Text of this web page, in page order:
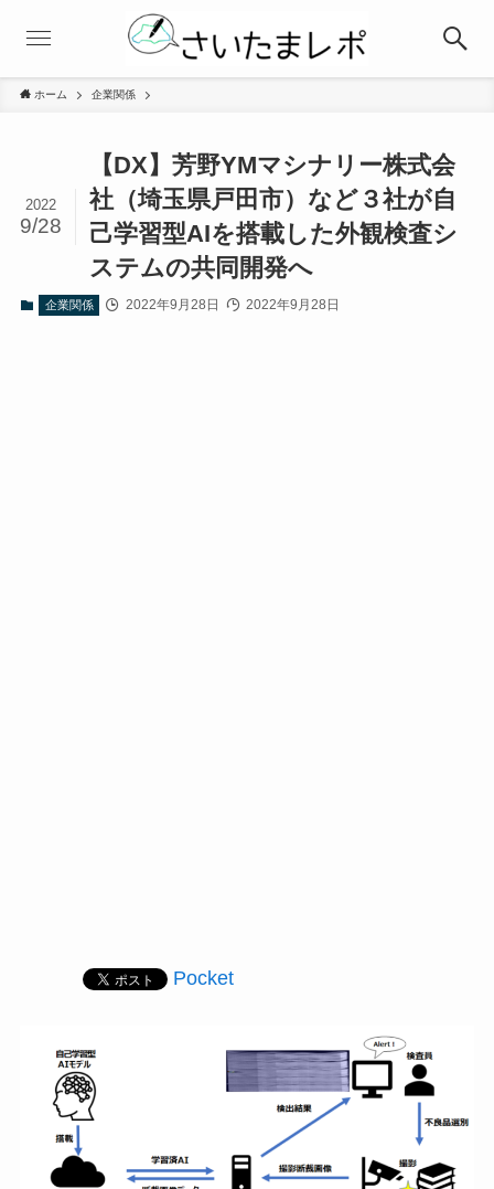
ホーム 企業関係
【DX】芳野YMマシナリー株式会
社（埼玉県戸田市）など３社が自
己学習型AIを搭載した外観検査シ
ステムの共同開発へ
2022
9/28
企業関係 2022年9月28日 2022年9月28日
Pocket